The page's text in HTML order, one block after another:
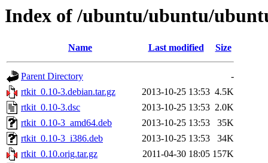
Index of /ubuntu/ubuntu/
Name Last modified Size
Parent Directory
-
rtkit_0.10-3.debian.tar.gz
2013-10-25 13:53 4.5K
rtkit_0.10-3.dsc
2013-10-25 13:53 2.0K
rtkit_0.10-3_amd64.deb
2013-10-25 13:53
35K
rtkit_0.10-3_i386.deb
2013-10-25 13:53
34K
rtkit_0.10.orig.tar.gz
2011-04-30 18:05 157K